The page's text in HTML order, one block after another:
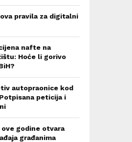
pravila za digitalni
nafte na
Hoće li gorivo
autopraonice kod
peticija i
ove godine otvara
građanima